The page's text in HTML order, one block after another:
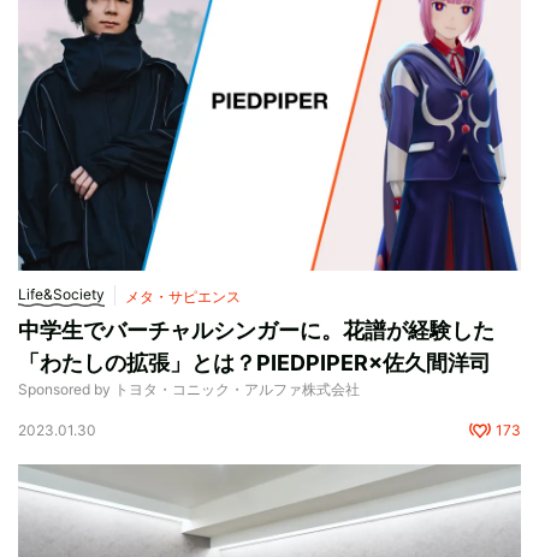
Life&Society メタ・サピエンス
中学生でバーチャルシンガーに。花譜が経験した
「わたしの拡張」とは？PIEDPIPER×佐久間洋司
Sponsored by トヨタ・コニック・アルファ株式会社
2023.01.30 173